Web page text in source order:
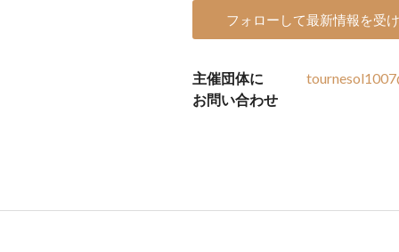
フォローして最新情報を受
主催団体に
お問い合わせ